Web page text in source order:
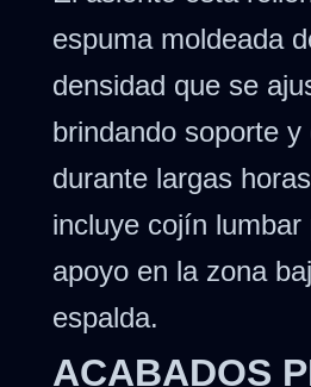
espuma moldeada
densidad que se
brindando soporte y
durante largas
incluye cojín lumbar
apoyo en la zona
espalda.
ACABADOS